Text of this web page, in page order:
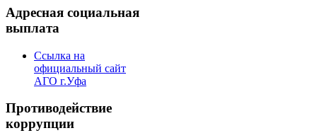
Адресная социальная
выплата
Ссылка на
официальный сайт
АГО г.Уфа
Противодействие
коррупции